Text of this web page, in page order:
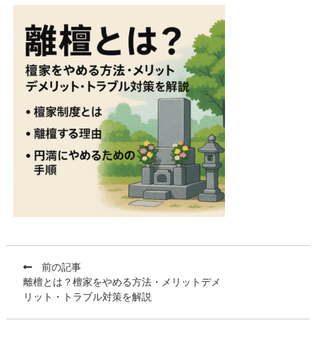
前の記事
離檀とは？檀家をやめる方法・メリットデメ
リット・トラブル対策を解説